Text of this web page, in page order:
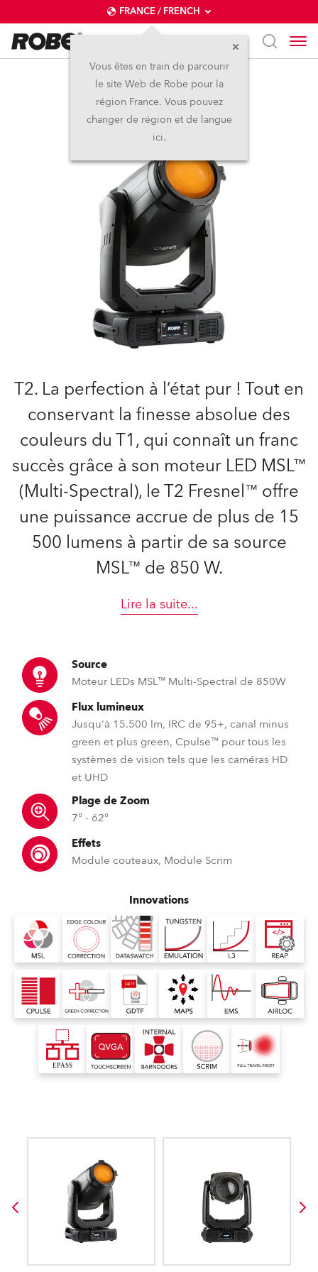
FRANCE / FRENCH
Vous êtes en train de parcourir
le site Web de Robe pour la
région France. Vous pouvez
changer de région et de langue
ici.
T2 Fresnel™
T2. La perfection à l’état pur ! Tout en
conservant la finesse absolue des
couleurs du T1, qui connaît un franc
succès grâce à son moteur LED MSL™
(Multi-Spectral), le T2 Fresnel™ offre
une puissance accrue de plus de 15
500 lumens à partir de sa source
MSL™ de 850 W.
Lire la suite...
Source
Moteur LEDs MSL™ Multi-Spectral de 850W
Flux lumineux
Jusqu'à 15.500 lm, IRC de 95+, canal minus
green et plus green, Cpulse™ pour tous les
systèmes de vision tels que les caméras HD
et UHD
Plage de Zoom
7° - 62°
Effets
Module couteaux, Module Scrim
Innovations